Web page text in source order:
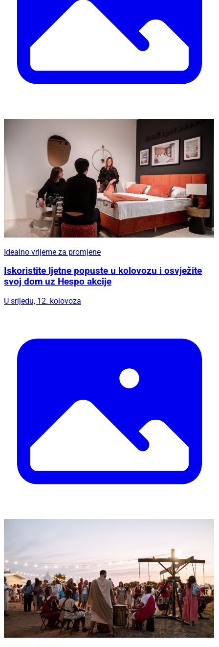
Idealno vrijeme za promjene
Iskoristite ljetne popuste u kolovozu i osvježite
svoj dom uz Hespo akcije
U srijedu, 12. kolovoza